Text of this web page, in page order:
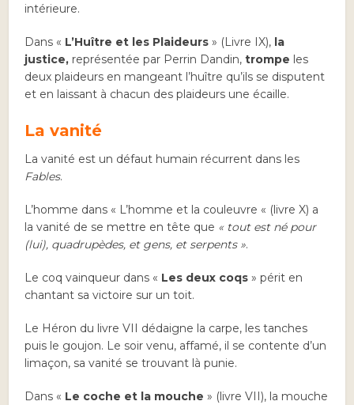
intérieure.
Dans « L’Huître et les Plaideurs » (Livre IX), la
justice, représentée par Perrin Dandin,trompe les
deux plaideurs en mangeant l’huître qu’ils se disputent
et en laissant à chacun des plaideurs une écaille.
La vanité
La vanité est un défaut humain récurrent dans les
Fables.
L’homme dans « L’homme et la couleuvre « (livre X) a
la vanité de se mettre en tête que « tout est né pour
(lui), quadrupèdes, et gens, et serpents ».
Le coq vainqueur dans « Les deux coqs » périt en
chantant sa victoire sur un toit.
Le Héron du livre VII dédaigne la carpe, les tanches
puis le goujon. Le soir venu, affamé, il se contente d’un
limaçon, sa vanité se trouvant là punie.
Dans « Le coche et la mouche » (livre VII), la mouche